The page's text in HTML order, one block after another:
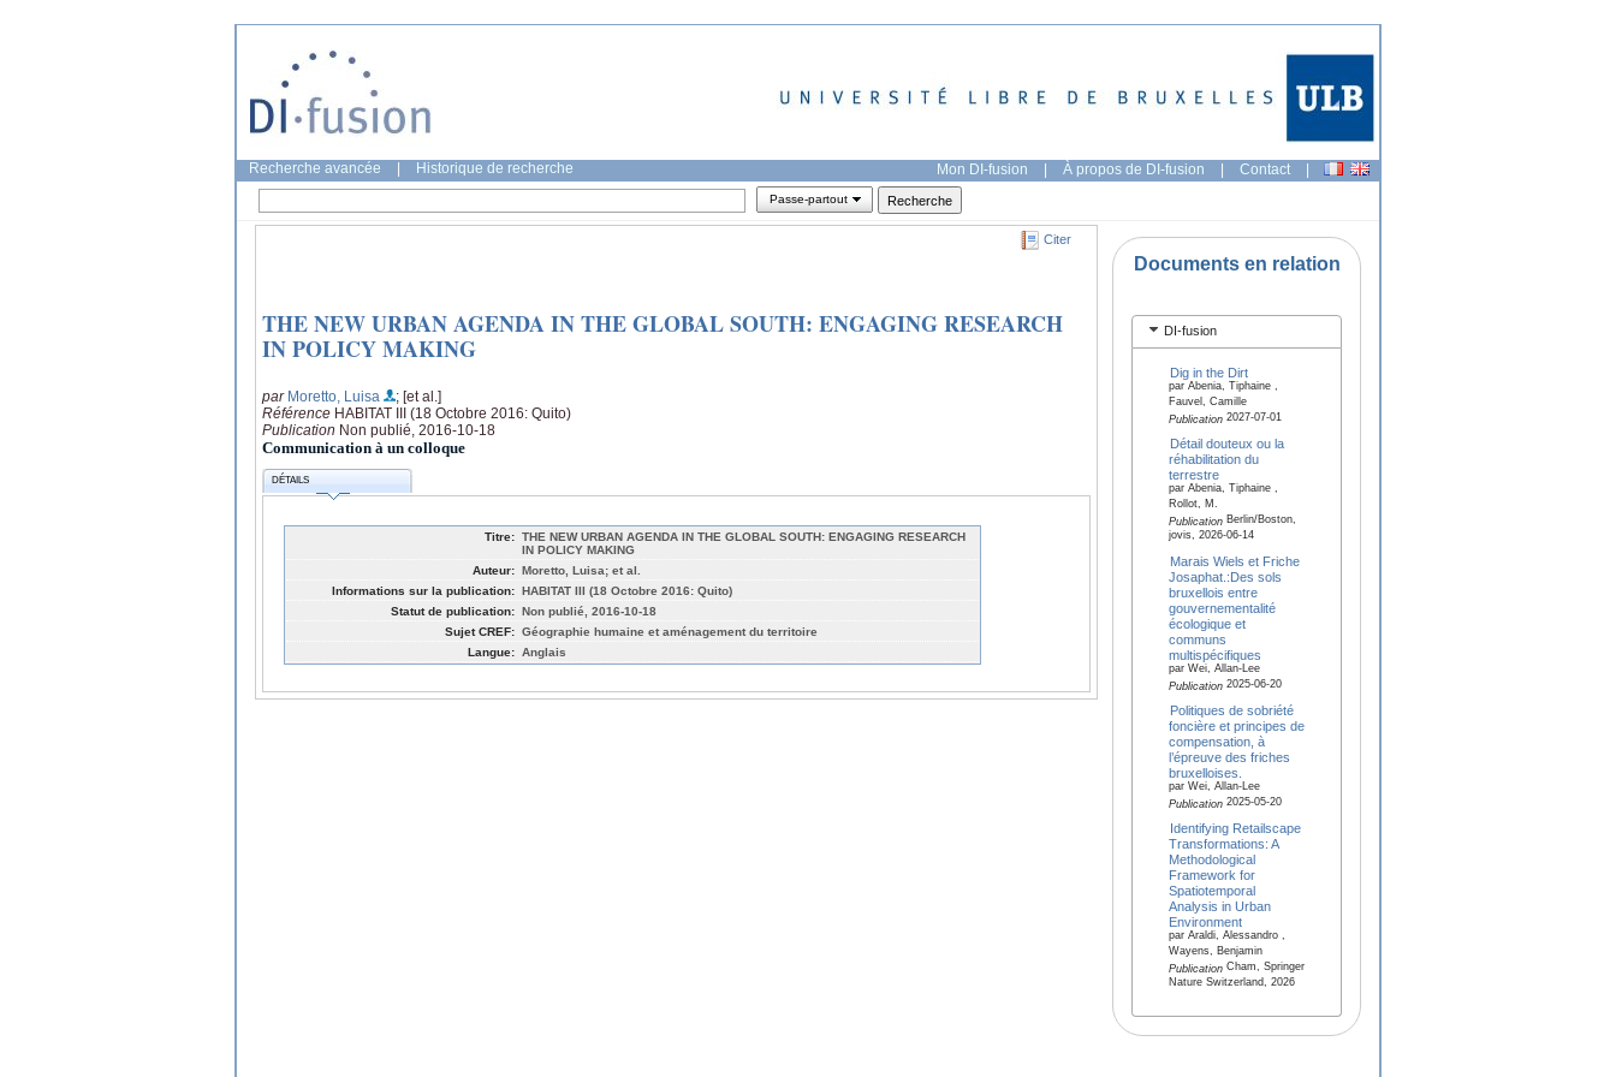
Recherche avancée Historique de recherche Mon DI-fusion | À propos de DI-fusion | Contact |
Passe-partout
Citer
THE NEW URBAN AGENDA IN THE GLOBAL SOUTH: ENGAGING RESEARCH
IN POLICY MAKING
par Moretto, Luisa
; [et al.]
Référence HABITAT III (18 Octobre 2016: Quito)
Publication Non publié, 2016-10-18
Communication à un colloque
DÉTAILS
Titre: THE NEW URBAN AGENDA IN THE GLOBAL SOUTH: ENGAGING RESEARCH
IN POLICY MAKING
Auteur: Moretto, Luisa; et al.
Informations sur la publication: HABITAT III (18 Octobre 2016: Quito)
Statut de publication: Non publié, 2016-10-18
Sujet CREF: Géographie humaine et aménagement du territoire
Langue: Anglais
Documents en relation
DI-fusion
Dig in the Dirt
par Abenia, Tiphaine ,
Fauvel, Camille
Publication2027-07-01
Détail douteux ou la
réhabilitation du
terrestre
par Abenia, Tiphaine ,
Rollot, M.
PublicationBerlin/Boston,
jovis, 2026-06-14
Marais Wiels et Friche
Josaphat.:Des sols
bruxellois entre
gouvernementalité
écologique et
communs
multispécifiques
par Wei, Allan-Lee
Publication2025-06-20
Politiques de sobriété
foncière et principes de
compensation, à
l’épreuve des friches
bruxelloises.
par Wei, Allan-Lee
Publication2025-05-20
Identifying Retailscape
Transformations: A
Methodological
Framework for
Spatiotemporal
Analysis in Urban
Environment
par Araldi, Alessandro ,
Wayens, Benjamin
PublicationCham, Springer
Nature Switzerland, 2026